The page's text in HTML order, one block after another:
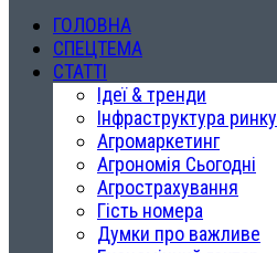
ГОЛОВНА
СПЕЦТЕМА
СТАТТІ
Ідеї & тренди
Інфраструктура ринку
Агромаркетинг
Агрономія Сьогодні
Агрострахування
Гість номера
Думки про важливе